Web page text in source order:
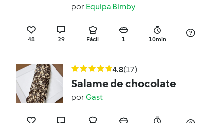
por Equipa Bimby
48 29 Fácil 1 10min
4.8(17)
Salame de chocolate
porGast